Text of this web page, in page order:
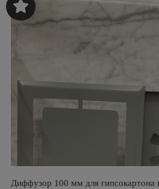
Диффузор 100 мм для гипсокартона